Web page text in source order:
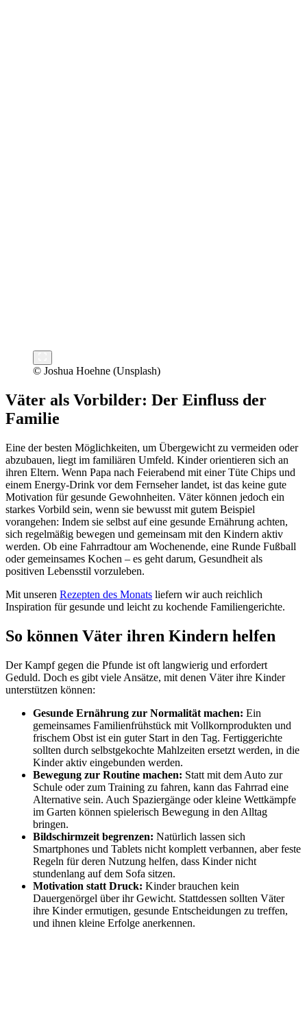
© Joshua Hoehne (Unsplash)
Väter als Vorbilder: Der Einfluss der
Familie
Eine der besten Möglichkeiten, um Übergewicht zu vermeiden oder
abzubauen, liegt im familiären Umfeld. Kinder orientieren sich an
ihren Eltern. Wenn Papa nach Feierabend mit einer Tüte Chips und
einem Energy-Drink vor dem Fernseher landet, ist das keine gute
Motivation für gesunde Gewohnheiten. Väter können jedoch ein
starkes Vorbild sein, wenn sie bewusst mit gutem Beispiel
vorangehen: Indem sie selbst auf eine gesunde Ernährung achten,
sich regelmäßig bewegen und gemeinsam mit den Kindern aktiv
werden. Ob eine Fahrradtour am Wochenende, eine Runde Fußball
oder gemeinsames Kochen – es geht darum, Gesundheit als
positiven Lebensstil vorzuleben.
Mit unseren Rezepten des Monats liefern wir auch reichlich
Inspiration für gesunde und leicht zu kochende Familiengerichte.
So können Väter ihren Kindern helfen
Der Kampf gegen die Pfunde ist oft langwierig und erfordert
Geduld. Doch es gibt viele Ansätze, mit denen Väter ihre Kinder
unterstützen können:
Gesunde Ernährung zur Normalität machen: Ein
gemeinsames Familienfrühstück mit Vollkornprodukten und
frischem Obst ist ein guter Start in den Tag. Fertiggerichte
sollten durch selbstgekochte Mahlzeiten ersetzt werden, in die
Kinder aktiv eingebunden werden.
Bewegung zur Routine machen: Statt mit dem Auto zur
Schule oder zum Training zu fahren, kann das Fahrrad eine
Alternative sein. Auch Spaziergänge oder kleine Wettkämpfe
im Garten können spielerisch Bewegung in den Alltag
bringen.
Bildschirmzeit begrenzen: Natürlich lassen sich
Smartphones und Tablets nicht komplett verbannen, aber feste
Regeln für deren Nutzung helfen, dass Kinder nicht
stundenlang auf dem Sofa sitzen.
Motivation statt Druck: Kinder brauchen kein
Dauergenörgel über ihr Gewicht. Stattdessen sollten Väter
ihre Kinder ermutigen, gesunde Entscheidungen zu treffen,
und ihnen kleine Erfolge anerkennen.